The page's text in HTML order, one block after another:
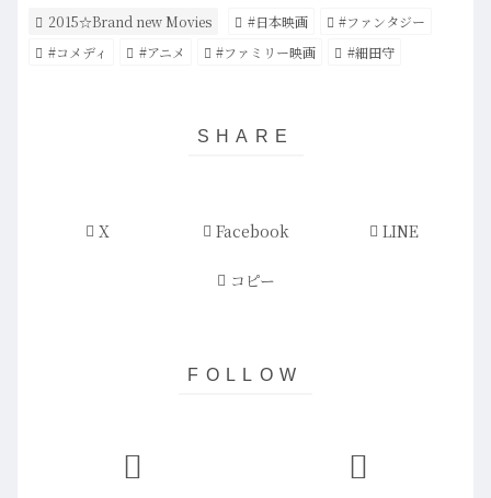
2015☆Brand new Movies #日本映画
#ファンタジー
#コメディ
#アニメ #ファミリー映画 #細田守
X Facebook LINE
コピー